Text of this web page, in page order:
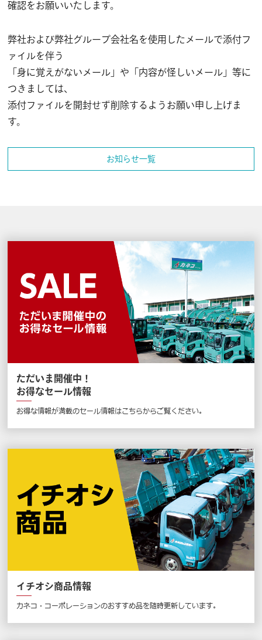
確認をお願いいたします。
弊社および弊社グループ会社名を使用したメールで添付フ
ァイルを伴う
「身に覚えがないメール」や「内容が怪しいメール」等に
つきましては、
添付ファイルを開封せず削除するようお願い申し上げま
す。
お知らせ一覧
ただいま開催中！
お得なセール情報
お得な情報が満載のセール情報はこちらからご覧ください。
イチオシ商品情報
カネコ・コーポレーションのおすすめ品を随時更新しています。